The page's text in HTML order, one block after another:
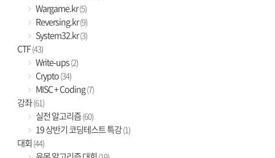
Wargame.kr(5)
Reversing.kr(9)
System32.kr(3)
CTF(43)
Write-ups(2)
Crypto(34)
MISC + Coding(7)
강좌(61)
실전 알고리즘(60)
19 상반기 코딩테스트 특강(1)
대회 (44)